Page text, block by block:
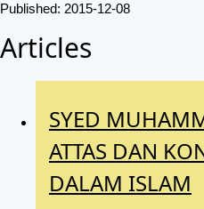
Published: 2015-12-08
Articles
SYED
ATTAS DAN
DALAM ISLAM